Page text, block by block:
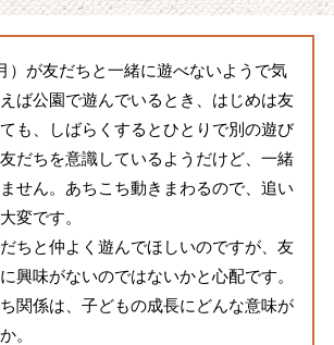
）が友だちと一緒に遊べないようで気
ば公園で遊んでいるとき、はじめは友
も、しばらくするとひとりで別の遊び
だちを意識しているようだけど、一緒
せん。あちこち動きまわるので、追い
変です。
ちと仲よく遊んでほしいのですが、友
興味がないのではないかと心配です。
関係は、子どもの成長にどんな意味が
。